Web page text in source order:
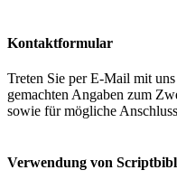
Kontaktformular
Treten Sie per E-Mail mit
gemachten Angaben zum
sowie für mögliche
Verwendung von